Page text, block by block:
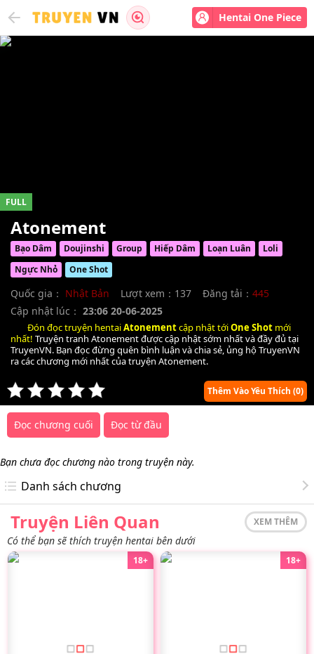
Hentai One Piece
FULL
Atonement
Bạo Dâm Doujinshi Group Hiếp Dâm Loạn Luân
Loli
Ngực Nhỏ
One Shot
Quốc gia： Nhật Bản Lượt xem：137 Đăng tải： 445
Cập nhật lúc： 23:06 20-06-2025
Đón đọc truyện hentaiAtonementcập nhật tớiOne Shot mới
nhất! Truyện tranh Atonement được cập nhật sớm nhất và đầy đủ tại
TruyenVN. Bạn đọc đừng quên bình luận và chia sẻ, ủng hộ TruyenVN
ra các chương mới nhất của truyện Atonement.
Đọc chương cuối Đọc từ đầu
Thêm Vào Yêu Thích (0)
Bạn chưa đọc chương nào trong truyện này.
Danh sách chương
Truyện Liên Quan XEM THÊM
Có thể bạn sẽ thích truyện hentai bên dưới
18+ 18+